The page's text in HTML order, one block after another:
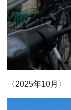
〈2025年10月〉